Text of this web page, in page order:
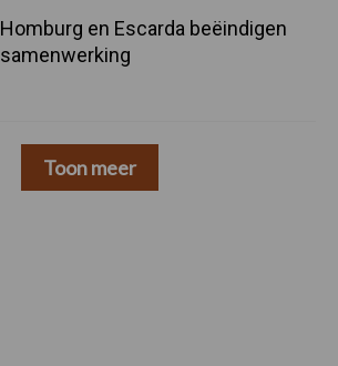
Homburg en Escarda beëindigen
samenwerking
Toon meer